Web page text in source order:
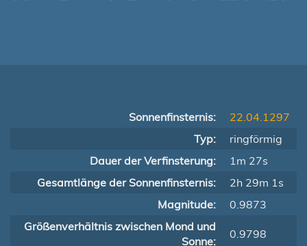
Sonnenfinsternis:
22.04.1297
Typ:
ringförmig
Dauer der Verfinsterung:
1m 27s
Gesamtlänge der Sonnenfinsternis:
2h 29m 1s
Magnitude:
0.9873
Größenverhältnis zwischen Mond und
Sonne:
0.9798